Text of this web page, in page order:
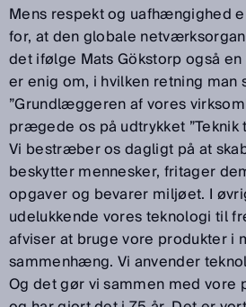
Mens respekt og uafhængighed
for, at den globale
det ifølge Mats Gökstorp også
er enig om, i hvilken retning man
”Grundlæggeren af vores
prægede os på udtrykket ”Teknik
Vi bestræber os dagligt på at
beskytter mennesker, fritager
opgaver og bevarer miljøet. I
udelukkende vores teknologi til
afviser at bruge vore produkter i
sammenhæng. Vi anvender
Og det gør vi sammen med vore